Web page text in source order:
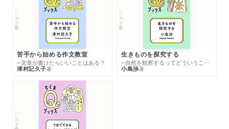
シリーズ・全集
苦手から始める作文教室
─文章が書けたらいいことはある？
津村記久子著
シリーズ・全集
生きものを探究する
─自然を観察するってどういうこと？
小島渉著
シリーズ・全集